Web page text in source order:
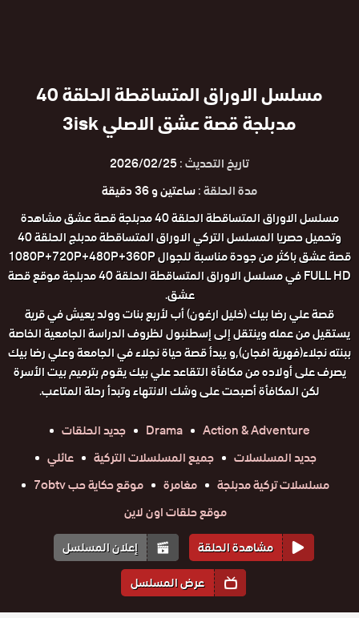
مسلسل الاوراق المتساقطة الحلقة 40
مدبلجة قصة عشق الاصلي 3isk
تاريخ التحديث :2026/02/25
مدة الحلقة :ساعتين و 36 دقيقة
مسلسل الاوراق المتساقطة الحلقة 40 مدبلجة قصة عشق مشاهدة
وتحميل حصريا المسلسل التركي الاوراق المتساقطة مدبلج الحلقة 40
قصة عشق باكثر من جودة مناسبة للجوال 1080P+720P+480P+360P
FULL HD في مسلسل الاوراق المتساقطة الحلقة 40 مدبلجة موقع قصة
عشق.
قصة علي رضا بيك (خليل ارغون) أب لأربع بنات وولد يعيش في قرية
يستقيل من عمله وينتقل إلى إسطنبول لظروف الدراسة الجامعية الخاصة
ببنته نجلاء(فهرية افجان),و يبدأ قصة حياة نجلاء في الجامعة وعلي رضا بيك
يصرف على أولاده من مكافأة التقاعد علي بيك يقوم بترميم بيت الأسرة
لكن المكافأة أصبحت على وشك الانتهاء وتبدأ رحلة المتاعب.
Action & Adventure
Drama
جديد الحلقات
جديد المسلسلات
جميع المسلسلات التركية
عائلي
مسلسلات تركية مدبلجة
مغامرة
موقع حكاية حب 7obtv
موقع حلقات اون لاين
مشاهدة الحلقة
إعلان المسلسل
عرض المسلسل